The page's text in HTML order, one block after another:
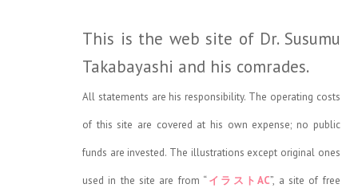
This is the web site of Dr. Susumu
Takabayashi and his comrades.
All statements are his responsibility. The operating costs
of this site are covered at his own expense; no public
funds are invested. The illustrations except original ones
used in the site are from “イラストAC”, a site of free